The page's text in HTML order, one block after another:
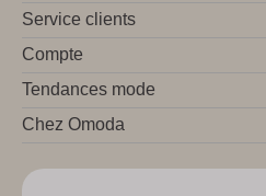
Service clients
Compte
Tendances mode
Chez Omoda